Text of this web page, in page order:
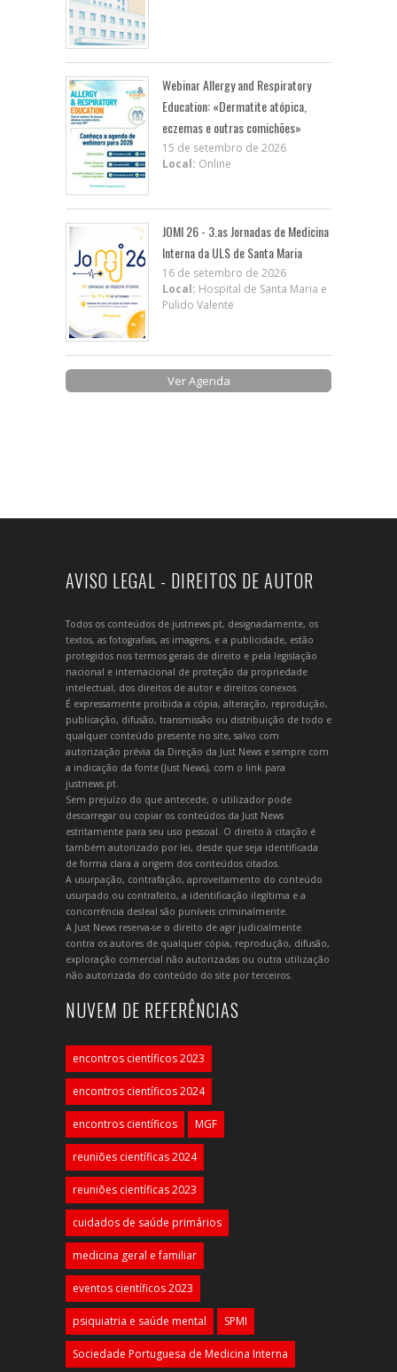
Webinar Allergy and Respiratory
Education: «Dermatite atópica,
eczemas e outras comichões»
15 de setembro de 2026
Local: Online
JOMI 26 - 3.as Jornadas de Medicina
Interna da ULS de Santa Maria
16 de setembro de 2026
Local: Hospital de Santa Maria e
Pulido Valente
Ver Agenda
AVISO LEGAL - DIREITOS DE AUTOR
Todos os conteúdos de justnews.pt, designadamente, os
textos, as fotografias, as imagens, e a publicidade, estão
protegidos nos termos gerais de direito e pela legislação
nacional e internacional de proteção da propriedade
intelectual, dos direitos de autor e direitos conexos.
É expressamente proibida a cópia, alteração, reprodução,
publicação, difusão, transmissão ou distribuição de todo e
qualquer conteúdo presente no site, salvo com
autorização prévia da Direção da Just News e sempre com
a indicação da fonte (Just News), com o link para
justnews.pt.
Sem prejuízo do que antecede, o utilizador pode
descarregar ou copiar os conteúdos da Just News
estritamente para seu uso pessoal. O direito à citação é
também autorizado por lei, desde que seja identificada
de forma clara a origem dos conteúdos citados.
A usurpação, contrafação, aproveitamento do conteúdo
usurpado ou contrafeito, a identificação ilegítima e a
concorrência desleal são puníveis criminalmente.
A Just News reserva-se o direito de agir judicialmente
contra os autores de qualquer cópia, reprodução, difusão,
exploração comercial não autorizadas ou outra utilização
não autorizada do conteúdo do site por terceiros.
NUVEM DE REFERÊNCIAS
encontros científicos 2023
encontros científicos 2024
encontros científicos MGF
reuniões científicas 2024
reuniões científicas 2023
cuidados de saúde primários
medicina geral e familiar
eventos científicos 2023
psiquiatria e saúde mental SPMI
Sociedade Portuguesa de Medicina Interna